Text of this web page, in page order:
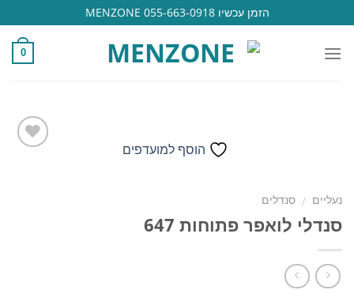
to
content
הזמן עכשיו 055-663-0918 MENZONE
0
הוסף למועדפים
נעליים / סנדלים
סנדלי לואפר פתוחות 647